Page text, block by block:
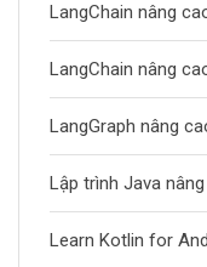
LangChain nâng
LangChain nâng
LangGraph nâng
Lập trình Java
Learn Kotlin for